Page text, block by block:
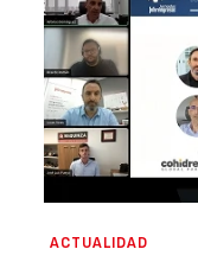
ACTUALIDAD